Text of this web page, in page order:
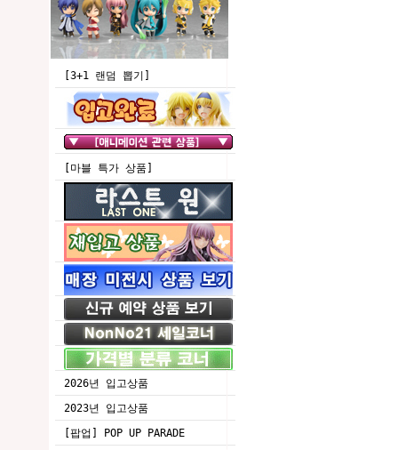
[3+1 랜덤 뽑기]
[마블 특가 상품]
2026년 입고상품
2023년 입고상품
[팝업] POP UP PARADE